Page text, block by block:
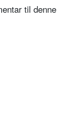
til denne